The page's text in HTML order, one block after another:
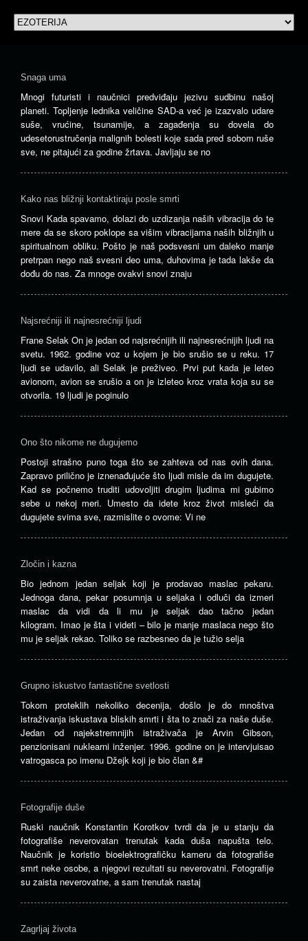
Snaga uma
Mnogi futuristi i naučnici predviđaju jezivu sudbinu našoj
planeti. Topljenje lednika veličine SAD-a već je izazvalo udare
suše, vrućine, tsunamije, a zagađenja su dovela do
udesetorustručenja malignih bolesti koje sada pred sobom ruše
sve, ne pitajući za godine žrtava. Javljaju se no
Kako nas bližnji kontaktiraju posle smrti
Snovi Kada spavamo, dolazi do uzdizanja naših vibracija do te
mere da se skoro poklope sa višim vibracijama naših bližnjih u
spiritualnom obliku. Pošto je naš podsvesni um daleko manje
pretrpan nego naš svesni deo uma, duhovima je tada lakše da
dođu do nas. Za mnoge ovakvi snovi znaju
Najsrećniji ili najnesrećniji ljudi
Frane Selak On je jedan od najsrećnijih ili najnesrećnijih ljudi na
svetu. 1962. godine voz u kojem je bio srušio se u reku. 17
ljudi se udavilo, ali Selak je preživeo. Prvi put kada je leteo
avionom, avion se srušio a on je izleteo kroz vrata koja su se
otvorila. 19 ljudi je poginulo
Ono što nikome ne dugujemo
Postoji strašno puno toga što se zahteva od nas ovih dana.
Zapravo prilično je iznenađujuće što ljudi misle da im dugujete.
Kad se počnemo truditi udovoljiti drugim ljudima mi gubimo
sebe u nekoj meri. Umesto da idete kroz život misleći da
dugujete svima sve, razmislite o ovome: Vi ne
Zločin i kazna
Bio jednom jedan seljak koji je prodavao maslac pekaru.
Jednoga dana, pekar posumnja u seljaka i odluči da izmeri
maslac da vidi da li mu je seljak dao tačno jedan
kilogram. Imao je šta i videti – bilo je manje maslaca nego što
mu je seljak rekao. Toliko se razbesneo da je tužio selja
Grupno iskustvo fantastične svetlosti
Tokom proteklih nekoliko decenija, došlo je do mnoštva
istraživanja iskustava bliskih smrti i šta to znači za naše duše.
Jedan od najekstremnijih istraživača je Arvin Gibson,
penzionisani nuklearni inženjer. 1996. godine on je intervjuisao
vatrogasca po imenu Džejk koji je bio član &#
Fotografije duše
Ruski naučnik Konstantin Korotkov tvrdi da je u stanju da
fotografiše neverovatan trenutak kada duša napušta telo.
Naučnik je koristio bioelektrografičku kameru da fotografiše
smrt neke osobe, a njegovi rezultati su neverovatni. Fotografije
su zaista neverovatne, a sam trenutak nastaj
Zagrljaj života